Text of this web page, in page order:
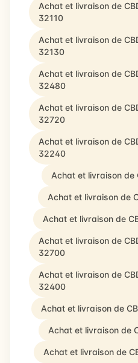
Achat et livraison de
32110
Achat et livraison de
32130
Achat et livraison de
32480
Achat et livraison de
32720
Achat et livraison de
32240
Achat et livraison de
Achat et livraison de
Achat et livraison de
Achat et livraison de
32700
Achat et livraison de
32400
Achat et livraison de
Achat et livraison de
Achat et livraison de